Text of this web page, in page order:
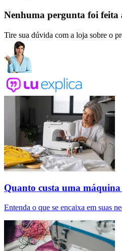
Nenhuma pergunta foi
Tire sua dúvida com a loja sobre o
Quanto custa uma máquina
Entenda o que se encaixa em suas